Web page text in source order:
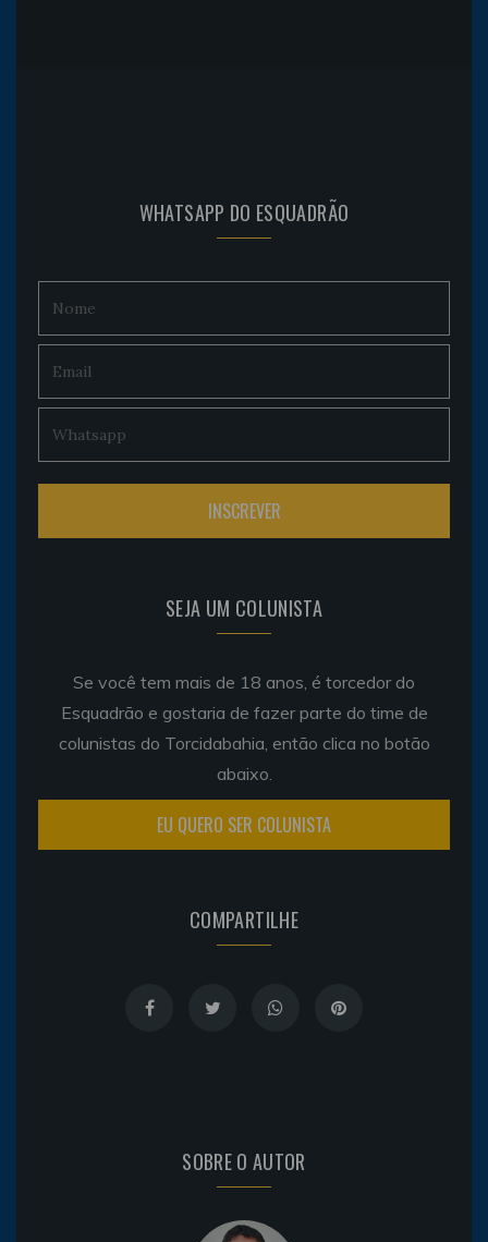
WHATSAPP DO ESQUADRÃO
SEJA UM COLUNISTA
Se você tem mais de 18 anos, é torcedor do
Esquadrão e gostaria de fazer parte do time de
colunistas do Torcidabahia, então clica no botão
abaixo.
EU QUERO SER COLUNISTA
COMPARTILHE
SOBRE O AUTOR